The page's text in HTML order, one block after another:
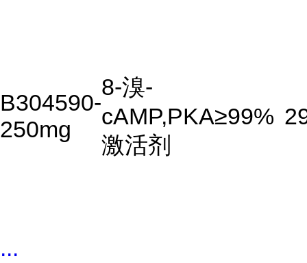
B304590-
250mg
8-溴-
cAMP,PKA
激活剂
≥99%
...